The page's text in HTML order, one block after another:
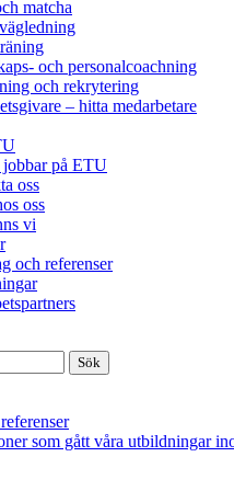
matcha
och personalcoachning
och rekrytering
– hitta medarbetare
på ETU
oss
oss
vi
och referenser
som gått våra utbildningar